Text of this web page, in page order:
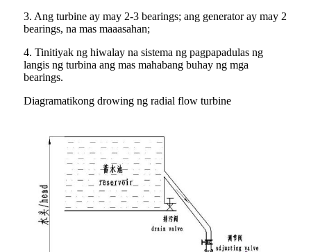
3. Ang turbine ay may 2-3 bearings; ang generator ay may 2
bearings, na mas maaasahan;
4. Tinitiyak ng hiwalay na sistema ng pagpapadulas ng
langis ng turbina ang mas mahabang buhay ng mga
bearings.
Diagramatikong drowing ng radial flow turbine